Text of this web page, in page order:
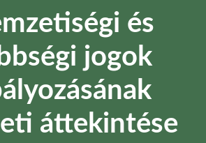
és
jogok
áttekintése